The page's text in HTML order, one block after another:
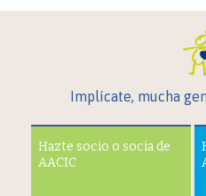
Implícate, mucha
Hazte socio o socia de
AACIC